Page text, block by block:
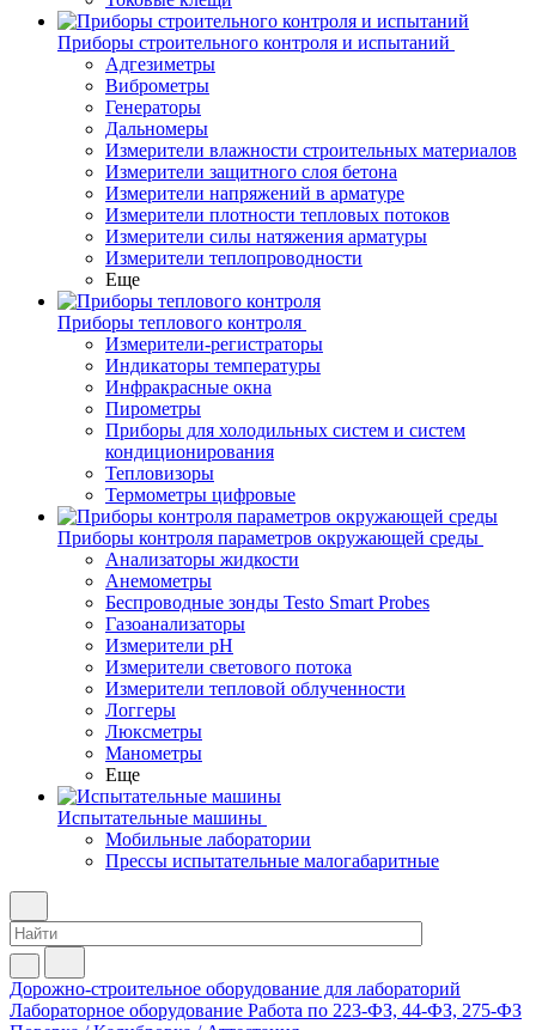
Приборы строительного контроля и испытаний
Адгезиметры
Виброметры
Генераторы
Дальномеры
Измерители влажности строительных материалов
Измерители защитного слоя бетона
Измерители напряжений в арматуре
Измерители плотности тепловых потоков
Измерители силы натяжения арматуры
Измерители теплопроводности
Еще
Приборы теплового контроля
Измерители-регистраторы
Индикаторы температуры
Инфракрасные окна
Пирометры
Приборы для холодильных систем и систем
кондиционирования
Тепловизоры
Термометры цифровые
Приборы контроля параметров окружающей среды
Анализаторы жидкости
Анемометры
Беспроводные зонды Testo Smart Probes
Газоанализаторы
Измерители pH
Измерители светового потока
Измерители тепловой облученности
Логгеры
Люксметры
Манометры
Еще
Испытательные машины
Мобильные лаборатории
Прессы испытательные малогабаритные
Дорожно-строительное оборудование для лабораторий
Лабораторное оборудование Работа по 223-ФЗ, 44-ФЗ, 275-ФЗ